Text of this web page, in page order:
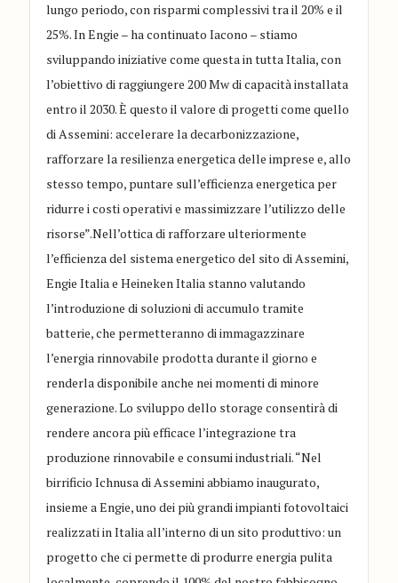
lungo periodo, con risparmi complessivi tra il 20% e il
25%. In Engie – ha continuato Iacono – stiamo
sviluppando iniziative come questa in tutta Italia, con
l’obiettivo di raggiungere 200 Mw di capacità installata
entro il 2030. È questo il valore di progetti come quello
di Assemini: accelerare la decarbonizzazione,
rafforzare la resilienza energetica delle imprese e, allo
stesso tempo, puntare sull’efficienza energetica per
ridurre i costi operativi e massimizzare l’utilizzo delle
risorse”.Nell’ottica di rafforzare ulteriormente
l’efficienza del sistema energetico del sito di Assemini,
Engie Italia e Heineken Italia stanno valutando
l’introduzione di soluzioni di accumulo tramite
batterie, che permetteranno di immagazzinare
l’energia rinnovabile prodotta durante il giorno e
renderla disponibile anche nei momenti di minore
generazione. Lo sviluppo dello storage consentirà di
rendere ancora più efficace l’integrazione tra
produzione rinnovabile e consumi industriali. “Nel
birrificio Ichnusa di Assemini abbiamo inaugurato,
insieme a Engie, uno dei più grandi impianti fotovoltaici
realizzati in Italia all’interno di un sito produttivo: un
progetto che ci permette di produrre energia pulita